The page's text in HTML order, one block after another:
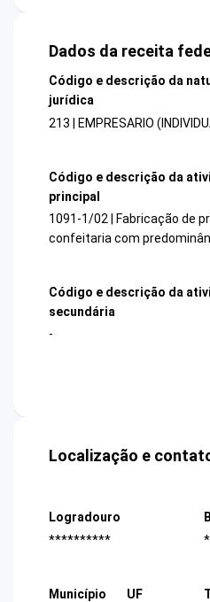
Dados da receita
Código e descrição da
jurídica
213 | EMPRESARIO
Código e descrição da
principal
1091-1/02 | Fabricação de
confeitaria com
Código e descrição da
secundária
-
Localização e
Logradouro
**********
Município
UF